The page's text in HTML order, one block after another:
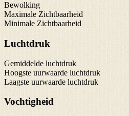
Bewolking
Maximale Zichtbaarheid
Minimale Zichtbaarheid
Luchtdruk
Gemiddelde luchtdruk
Hoogste uurwaarde luchtdruk
Laagste uurwaarde luchtdruk
Vochtigheid